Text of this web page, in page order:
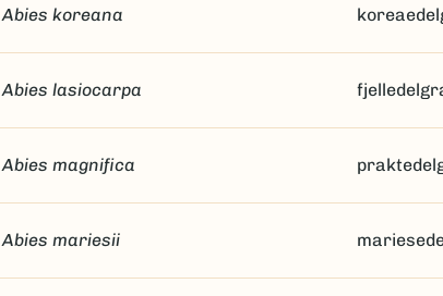
Abies koreana
Abies lasiocarpa
Abies magnifica
Abies mariesii